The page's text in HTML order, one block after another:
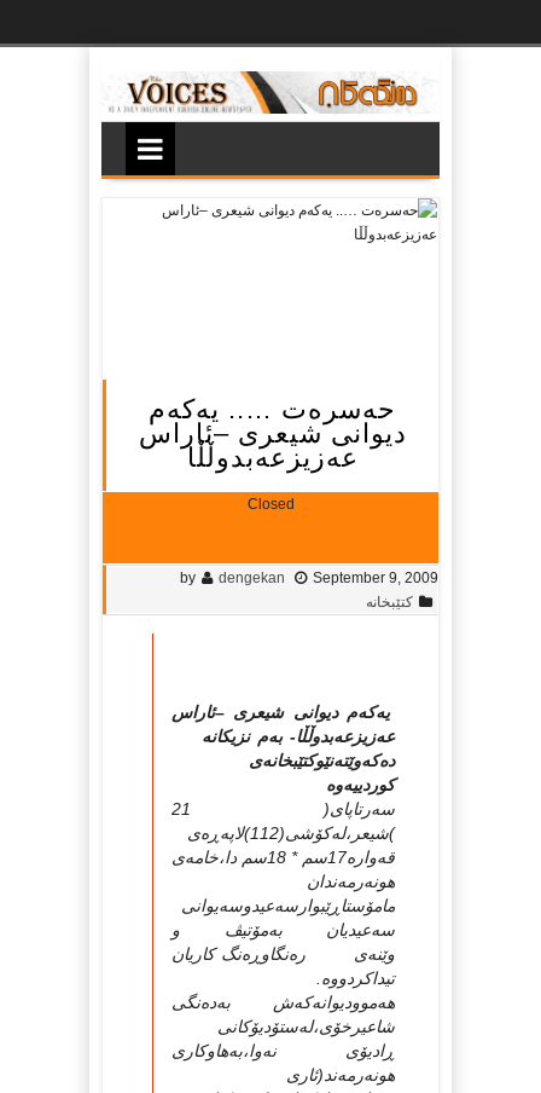
حه‌سره‌ت ….. یه‌که‌م
دیوانی شیعری –ئاراس
عه‌زیزعه‌بدوڵڵا
Closed
by dengekan
September 9, 2009
کتێبخانە
یه‌که‌م دیوانی شیعری –ئاراس
عه‌زیزعه‌بدوڵڵا- به‌م نزیکانه ‌
ده‌که‌وێته‌نێوکتێبخانه‌ی
کوردییه‌وه
سه‌رتاپای( 21
)شیعر،له‌کۆشی(112)لاپه‌ڕه‌ی
قه‌واره‌17سم * 18سم دا،خامه‌ی
هونه‌رمه‌ندان
مامۆستاڕێبوارسه‌عیدوسه‌یوانی
سه‌عیدیان به‌مۆتیڤ و
وێنه‌ی ره‌نگاوڕه‌نگ کاریان
تیداکردووه‌.
هه‌موودیوانه‌که‌ش به‌ده‌نگی
شاعیرخۆی،له‌ستۆدیۆکانی
ڕادیۆی نه‌وا،به‌هاوکاری
هونه‌رمه‌ند(ئاری